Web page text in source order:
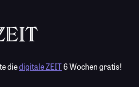
diedigitale ZEIT6 Wochen gratis!